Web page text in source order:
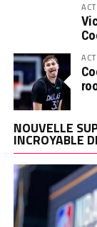
NOUVELLE
INCROYABLE